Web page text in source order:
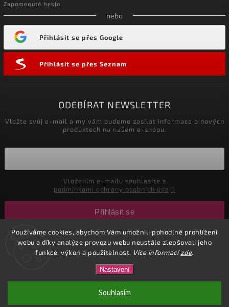
Používáme cookies, abychom Vám umožnili pohodlné prohlížení
webu a díky analýze provozu webu neustále zlepšovali jeho
funkce, výkon a použitelnost. Více informací zde.
Nastavení
Souhlasím
Zapomenuté heslo
nebo
Přihlásit se přes Google
Přihlásit se přes Seznam
ODEBÍRAT NEWSLETTER
Vložte svůj e-mail a my vám budeme zasílat informace o nových
produktech na našem e-shopu.
podmínkami ochrany osobních údajů
Přihlásit se
Copyright 2026CuteNails.cz. Všechna práva vyhrazena.
Upravit nastavení cookies
Shoptet| DesignShoptak.cz.